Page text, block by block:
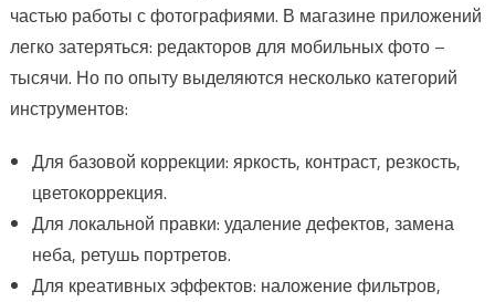
частью работы с фотографиями. В магазине приложений
легко затеряться: редакторов для мобильных фото –
тысячи. Но по опыту выделяются несколько категорий
инструментов:
Для базовой коррекции: яркость, контраст, резкость,
цветокоррекция.
Для локальной правки: удаление дефектов, замена
неба, ретушь портретов.
Для креативных эффектов: наложение фильтров,